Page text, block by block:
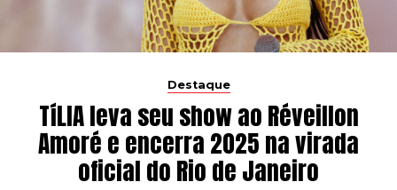
Destaque
TíLIA leva seu show ao Réveillon
Amoré e encerra 2025 na virada
oficial do Rio de Janeiro